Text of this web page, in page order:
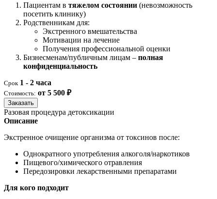
Пациентам в тяжелом состоянии (невозможность
посетить клинику)
Родственникам для:
Экстренного вмешательства
Мотивации на лечение
Получения профессиональной оценки
Бизнесменам/публичным лицам – полная
конфиденциальность
Срок 1 - 2 часа
Стоимость: от 5 500 ₽
Заказать
Разовая процедура детоксикации
Описание
Экстренное очищение организма от токсинов после:
Однократного употребления алкоголя/наркотиков
Пищевого/химического отравления
Передозировки лекарственными препаратами
Для кого подходит